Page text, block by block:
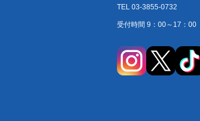
TEL 03-3855-0732
受付時間 9：00～17：00